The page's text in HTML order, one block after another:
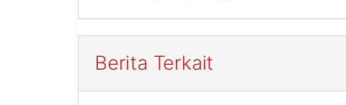
Berita Terkait